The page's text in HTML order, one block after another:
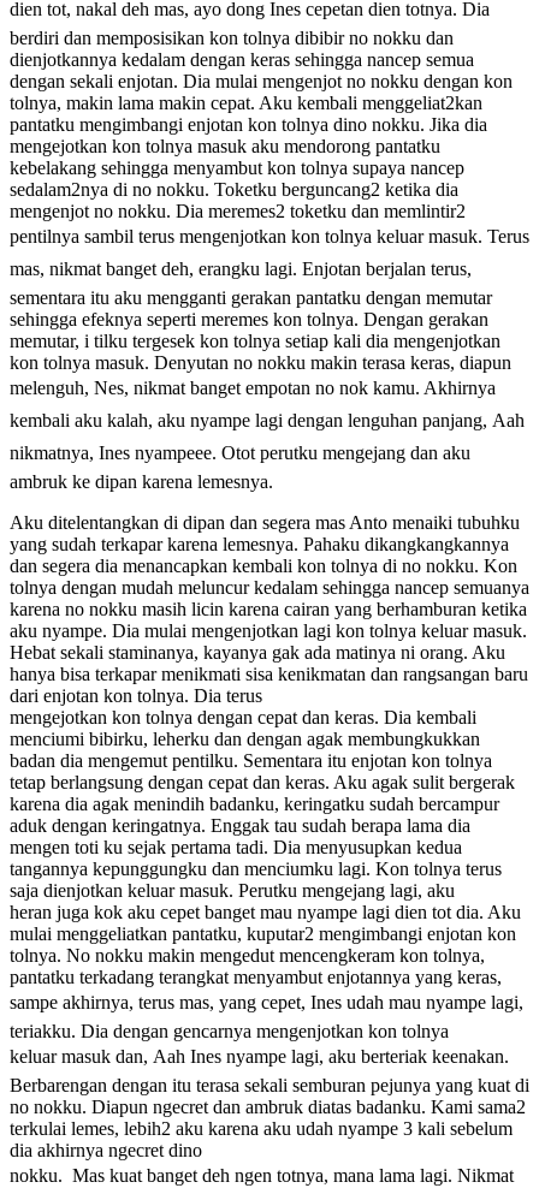
dien tot, nakal deh mas, ayo dong Ines cepetan dien totnya. Dia
berdiri dan memposisikan kon tolnya dibibir no nokku dan
dienjotkannya kedalam dengan keras sehingga nancep semua
dengan sekali enjotan. Dia mulai mengenjot no nokku dengan kon
tolnya, makin lama makin cepat. Aku kembali menggeliat2kan
pantatku mengimbangi enjotan kon tolnya dino nokku. Jika dia
mengejotkan kon tolnya masuk aku mendorong pantatku
kebelakang sehingga menyambut kon tolnya supaya nancep
sedalam2nya di no nokku. Toketku berguncang2 ketika dia
mengenjot no nokku. Dia meremes2 toketku dan memlintir2
pentilnya sambil terus mengenjotkan kon tolnya keluar masuk. Terus
mas, nikmat banget deh, erangku lagi. Enjotan berjalan terus,
sementara itu aku mengganti gerakan pantatku dengan memutar
sehingga efeknya seperti meremes kon tolnya. Dengan gerakan
memutar, i tilku tergesek kon tolnya setiap kali dia mengenjotkan
kon tolnya masuk. Denyutan no nokku makin terasa keras, diapun
melenguh, Nes, nikmat banget empotan no nok kamu. Akhirnya
kembali aku kalah, aku nyampe lagi dengan lenguhan panjang, Aah
nikmatnya, Ines nyampeee. Otot perutku mengejang dan aku
ambruk ke dipan karena lemesnya.
Aku ditelentangkan di dipan dan segera mas Anto menaiki tubuhku
yang sudah terkapar karena lemesnya. Pahaku dikangkangkannya
dan segera dia menancapkan kembali kon tolnya di no nokku. Kon
tolnya dengan mudah meluncur kedalam sehingga nancep semuanya
karena no nokku masih licin karena cairan yang berhamburan ketika
aku nyampe. Dia mulai mengenjotkan lagi kon tolnya keluar masuk.
Hebat sekali staminanya, kayanya gak ada matinya ni orang. Aku
hanya bisa terkapar menikmati sisa kenikmatan dan rangsangan baru
dari enjotan kon tolnya. Dia terus
mengejotkan kon tolnya dengan cepat dan keras. Dia kembali
menciumi bibirku, leherku dan dengan agak membungkukkan
badan dia mengemut pentilku. Sementara itu enjotan kon tolnya
tetap berlangsung dengan cepat dan keras. Aku agak sulit bergerak
karena dia agak menindih badanku, keringatku sudah bercampur
aduk dengan keringatnya. Enggak tau sudah berapa lama dia
mengen toti ku sejak pertama tadi. Dia menyusupkan kedua
tangannya kepunggungku dan menciumku lagi. Kon tolnya terus
saja dienjotkan keluar masuk. Perutku mengejang lagi, aku
heran juga kok aku cepet banget mau nyampe lagi dien tot dia. Aku
mulai menggeliatkan pantatku, kuputar2 mengimbangi enjotan kon
tolnya. No nokku makin mengedut mencengkeram kon tolnya,
pantatku terkadang terangkat menyambut enjotannya yang keras,
sampe akhirnya, terus mas, yang cepet, Ines udah mau nyampe lagi,
teriakku. Dia dengan gencarnya mengenjotkan kon tolnya
keluar masuk dan, Aah Ines nyampe lagi, aku berteriak keenakan.
Berbarengan dengan itu terasa sekali semburan pejunya yang kuat di
no nokku. Diapun ngecret dan ambruk diatas badanku. Kami sama2
terkulai lemes, lebih2 aku karena aku udah nyampe 3 kali sebelum
dia akhirnya ngecret dino
nokku.  Mas kuat banget deh ngen totnya, mana lama lagi. Nikmat